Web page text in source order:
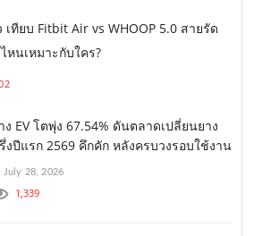
ทียบ Fitbit Air vs WHOOP 5.0 สายรัด
หนเหมาะกับใคร?
ง EV โตพุ่ง 67.54% ดันตลาดเปลี่ยนยาง
งปีแรก 2569 คึกคัก หลังครบวงรอบใช้งาน
July 28, 2026
1,339